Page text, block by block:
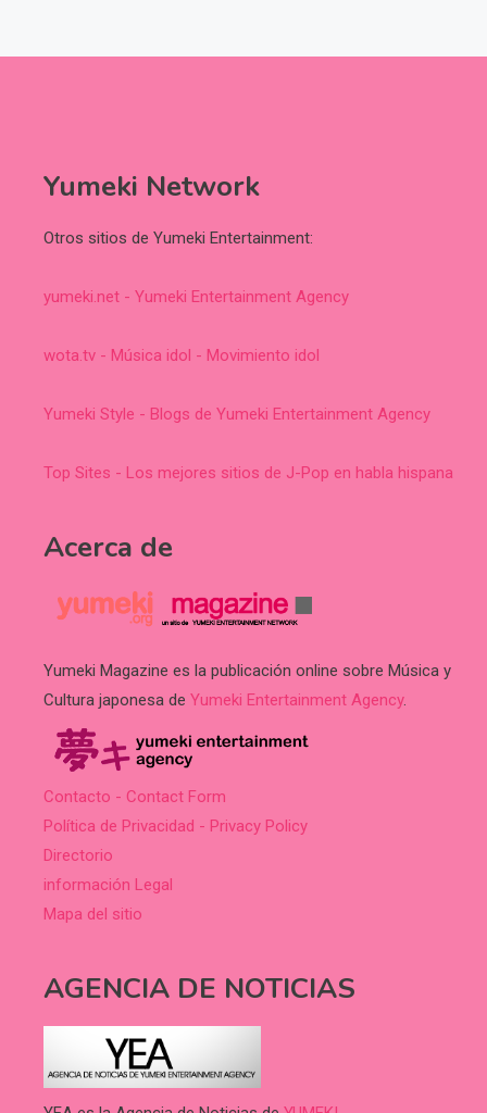
Yumeki Network
Otros sitios de Yumeki Entertainment:
yumeki.net - Yumeki Entertainment Agency
wota.tv - Música idol - Movimiento idol
Yumeki Style - Blogs de Yumeki Entertainment Agency
Top Sites - Los mejores sitios de J-Pop en habla hispana
Acerca de
Yumeki Magazine es la publicación online sobre Música y
Cultura japonesa de Yumeki Entertainment Agency.
Contacto - Contact Form
Política de Privacidad - Privacy Policy
Directorio
información Legal
Mapa del sitio
AGENCIA DE NOTICIAS